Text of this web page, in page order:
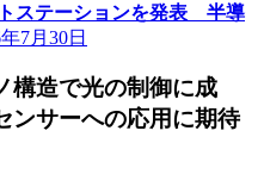
ステーションを発表 半導
7月30日
構造で光の制御に成
サーへの応用に期待